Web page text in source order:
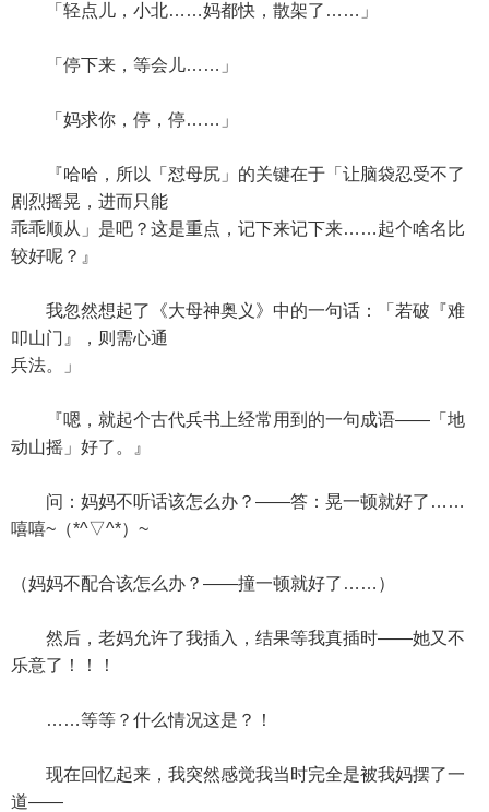
「轻点儿，小北……妈都快，散架了……」
「停下来，等会儿……」
「妈求你，停，停……」
『哈哈，所以「怼母尻」的关键在于「让脑袋忍受不了
剧烈摇晃，进而只能
乖乖顺从」是吧？这是重点，记下来记下来……起个啥名比
较好呢？』
我忽然想起了《大母神奥义》中的一句话：「若破『难
叩山门』，则需心通
兵法。」
『嗯，就起个古代兵书上经常用到的一句成语——「地
动山摇」好了。』
问：妈妈不听话该怎么办？——答：晃一顿就好了……
嘻嘻~（*^▽^*）~
（妈妈不配合该怎么办？——撞一顿就好了……）
然后，老妈允许了我插入，结果等我真插时——她又不
乐意了！！！
……等等？什么情况这是？！
现在回忆起来，我突然感觉我当时完全是被我妈摆了一
道——